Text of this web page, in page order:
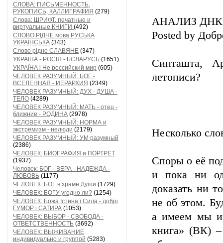
СЛОВА: ПИСЬМЕННОСТЬ,
РУКОПИСЬ, КАЛЛИГРАФИЯ (279)
Слова: ШРИФТ, печатные и
виртуальные КНИГИ (492)
СЛОВО РІДНЕ мова РУСЬКА
УКРАЇНСЬКА (343)
Слово рідне СЛАВЯНЕ (347)
УКРАІНА - РОСІЯ - БЄЛАРУСЬ (1651)
УКРАЇНА і Не российский мир (605)
ЧЕЛОВЕК РАЗУМНЫЙ: БОГ -
ВСЕЛЕННАЯ - ИЕРАРХИЯ (2349)
ЧЕЛОВЕК РАЗУМНЫЙ: ДУХ - ДУША -
ТЕЛО (4289)
ЧЕЛОВЕК РАЗУМНЫЙ: МАТЬ - отец -
ближние - РОДИНА (2978)
ЧЕЛОВЕК РАЗУМНЫЙ: НОРМА и
экстремизм - нелюди (2179)
ЧЕЛОВЕК РАЗУМНЫЙ: УМ разумный
(2386)
ЧЕЛОВЕК: БИОГРАФИЯ и ПОРТРЕТ
(1937)
Человек: БОГ - ВЕРА - НАДЕЖДА -
ЛЮБОВЬ (1177)
ЧЕЛОВЕК: БОГ в храме Души (1729)
ЧЕЛОВЕК: БОГУ угодно ли? (1254)
ЧЕЛОВЕК: Божа Істина і Сила - добрі
ГУМОР і САТИРА (1053)
ЧЕЛОВЕК: ВЫБОР - СВОБОДА -
ОТВЕТСТВЕННОСТЬ (3692)
ЧЕЛОВЕК: ВЫЖИВАНИЕ
индивидуально и группой (5283)
АНАЛИЗ
Posted by
Синташта,
летописи?
Несколько
Споры о её
и пока ни
доказать ни
не об этом.
а имеем мы
книга» (ВК) –